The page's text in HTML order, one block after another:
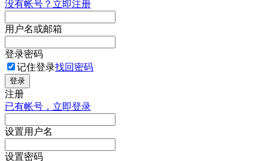
没有帐号？立即注册
用户名或邮箱
登录密码
记住登录找回密码
登录
注册
已有帐号，立即登录
设置用户名
设置密码